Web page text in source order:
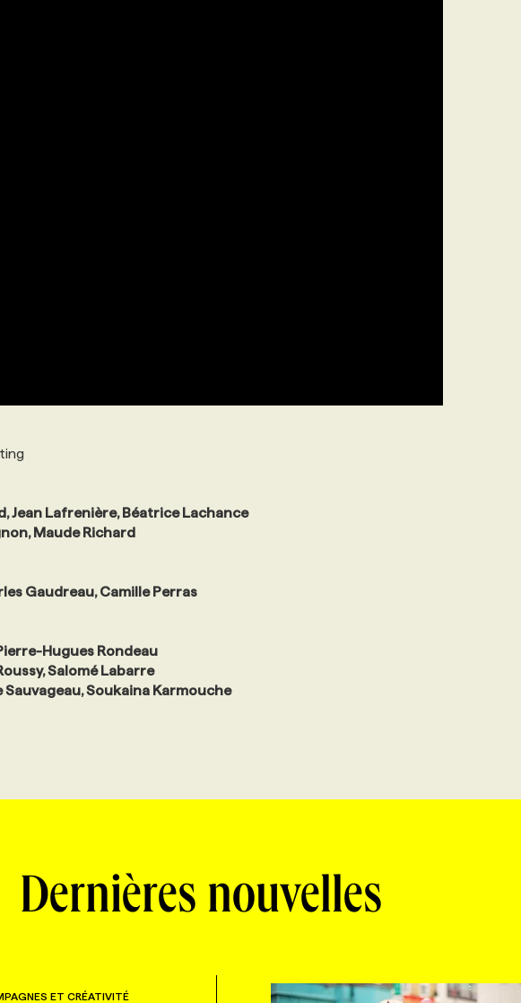
Jean Lafrenière, Béatrice Lachance
Maude Richard
Gaudreau, Camille Perras
Hugues Rondeau
Salomé Labarre
Soukaina Karmouche
Dernières nouvelles
ET CRÉATIVITÉ